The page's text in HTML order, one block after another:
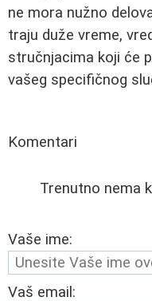
ne mora nužno
traju duže vreme,
stručnjacima koji će
vašeg specifičnog
Komentari
Trenutno nema
Vaše ime:
Vaš email: